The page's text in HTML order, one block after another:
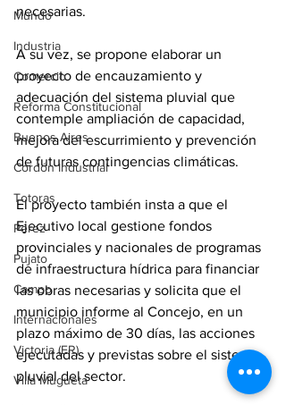
Mundo
Industria
Comercio
Reforma Constitucional
Buenos Aires
Cordón Industrial
Totoras
Pérez
Pujato
Campo
Internacionales
Victoria (ER)
Villa Mugueta
necesarias.
A su vez, se propone elaborar un
proyecto de encauzamiento y
adecuación del sistema pluvial que
contemple ampliación de capacidad,
mejora del escurrimiento y prevención
de futuras contingencias climáticas.
El proyecto también insta a que el
Ejecutivo local gestione fondos
provinciales y nacionales de programas
de infraestructura hídrica para financiar
las obras necesarias y solicita que el
municipio informe al Concejo, en un
plazo máximo de 30 días, las acciones
ejecutadas y previstas sobre el sistema
pluvial del sector.